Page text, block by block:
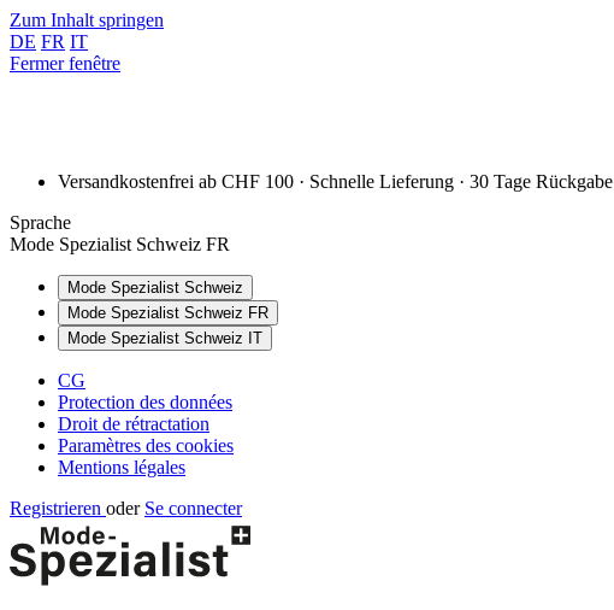
Zum Inhalt springen
DE FR IT
Fermer fenêtre
Versandkostenfrei ab CHF 100 · Schnelle Lieferung · 30 Tage Rückgabe
Sprache
Mode Spezialist Schweiz FR
Mode Spezialist Schweiz
Mode Spezialist Schweiz FR
Mode Spezialist Schweiz IT
CG
Protection des données
Droit de rétractation
Paramètres des cookies
Mentions légales
Registrieren oder Se connecter